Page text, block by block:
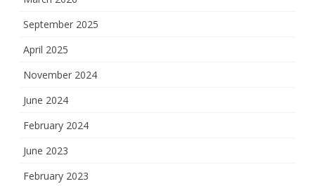
September 2025
April 2025
November 2024
June 2024
February 2024
June 2023
February 2023